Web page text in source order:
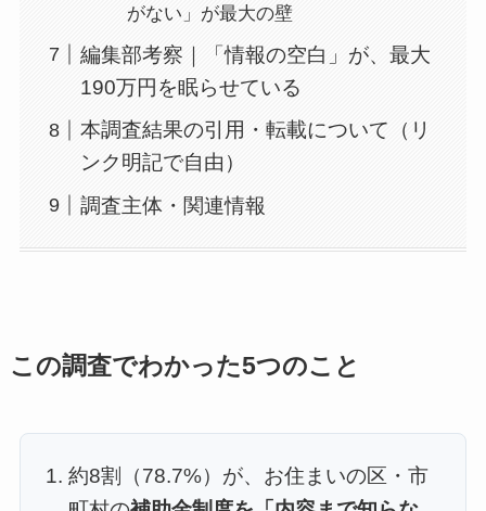
がない」が最大の壁
編集部考察｜「情報の空白」が、最大
190万円を眠らせている
本調査結果の引用・転載について（リ
ンク明記で自由）
調査主体・関連情報
この調査でわかった5つのこと
約8割（78.7%）が、お住まいの区・市